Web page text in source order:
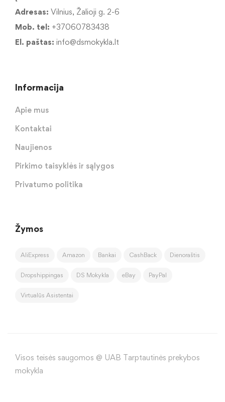
Adresas: Vilnius, Žalioji g. 2-6
Mob. tel: +37060783438
El. paštas: info@dsmokykla.lt
Informacija
Apie mus
Kontaktai
Naujienos
Pirkimo taisyklės ir sąlygos
Privatumo politika
Žymos
AliExpress Amazon Bankai CashBack Dienoraštis
Dropshippingas DS Mokykla eBay PayPal
Virtualūs Asistentai
Visos teisės saugomos @ UAB Tarptautinės prekybos
mokykla